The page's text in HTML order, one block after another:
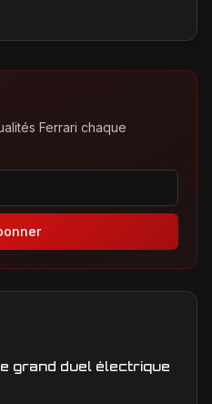
Ferrari chaque
grand duel électrique